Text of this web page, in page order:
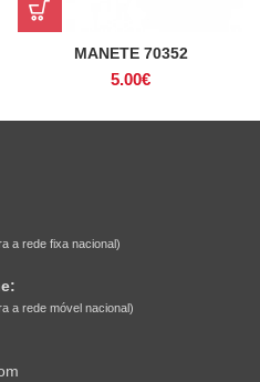
MANETE 70352
5.00€
a rede fixa nacional)
a rede móvel nacional)